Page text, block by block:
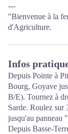
---
"Bienvenue à la
d'Agriculture.
Infos
Depuis Pointe à
Bourg, Goyave
B/E). Tournez à
Sarde. Roulez sur
jusqu'au panneau
Depuis Basse-